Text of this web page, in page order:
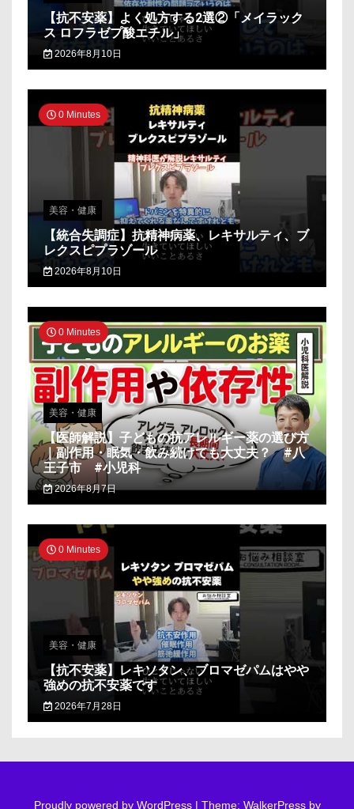
【抗不安薬】よく処方する2選②「メイラック
ス ロフラゼプ酸エチル」
2026年8月10日
0 Minutes
美容・健康
【統合失調症】抗精神病薬、レキサルティ、ブ
レクスピプラゾール
2026年8月10日
0 Minutes
美容・健康
【医師解説】子どもの抗アレルギー薬の選び方
｜副作用・眠気・飲み続けても大丈夫？ #八
王子市 #小児科
2026年8月7日
0 Minutes
美容・健康
【抗不安薬】レキソタン、ブロマゼパムはやや
強めの抗不安薬です
2026年7月28日
Proudly powered by WordPress | Theme: WalkerPress by